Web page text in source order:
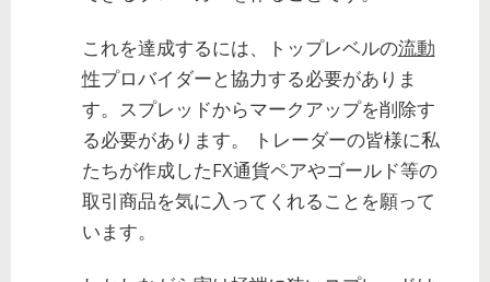
これを達成するには、トップレベルの流動
性プロバイダーと協力する必要がありま
す。スプレッドからマークアップを削除す
る必要があります。 トレーダーの皆様に私
たちが作成したFX通貨ペアやゴールド等の
取引商品を気に入ってくれることを願って
います。